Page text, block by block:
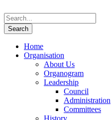
Home
Organisation
About Us
Organogram
Leadership
Council
Administration
Committees
History